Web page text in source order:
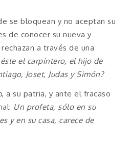
se bloquean y no aceptan su
de conocer su nueva y
a través de una
el carpintero, el hijo de
Joset, Judas y Simón?
a su patria, y ante el fracaso
Un profeta, sólo en su
y en su casa, carece de